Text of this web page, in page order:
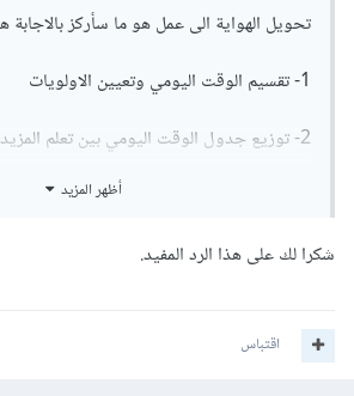
تحويل الهواية الى عمل هو ما سأركز بالاجابة
1- تقسيم الوقت اليومي وتعيين الاولويات
2- توزيع جدول الوقت اليومي بين تعلم
وبين ممارسة الجديد الذي تم تعمله او صقل
- التدرج في التعلم الى مستوى اتقان
أظهر المزيد
شكرا لك على هذا الرد المفيد.
اقتباس